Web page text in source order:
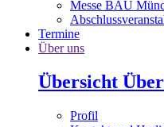
Messe BAU
Termine
Über uns
Übersicht
Profil